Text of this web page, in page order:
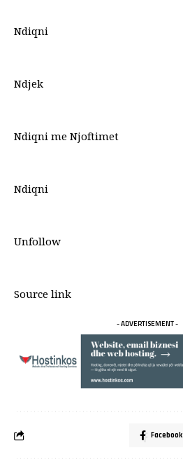
Ndiqni
Ndjek
Ndiqni me Njoftimet
Ndiqni
Unfollow
Source link
- ADVERTISEMENT -
Facebook